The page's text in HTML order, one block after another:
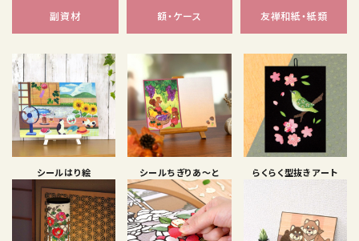
副資材 額・ケース 友禅和紙・紙類
シールはり絵 シールちぎりあ〜と らくらく型抜きアート